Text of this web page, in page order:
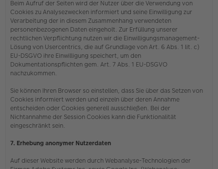
Beim Aufruf der Seiten wird der Nutzer über die Verwendung von
Cookies zu Analysezwecken informiert und seine Einwilligung zur
Verarbeitung der in diesem Zusammenhang verwendeten
personenbezogenen Daten eingeholt. Zur Erfüllung unserer
rechtlichen Verpflichtung nutzen wir die Einwilligungsmanagement-
Lösung von Usercentrics, die auf Grundlage von Art. 6 Abs. 1 lit. c)
EU-DSGVO ihre Einwilligung speichert, um den
Dokumentationspflichten gem. Art. 7 Abs. 1 EU-DSGVO
nachzukommen.
Sie können Ihren Browser so einstellen, dass Sie über das Setzen von
Cookies informiert werden und einzeln über deren Annahme
entscheiden oder Cookies generell ausschließen. Bei der
Nichtannahme der Session Cookies kann die Funktionalität
eingeschränkt sein.
7. Erhebung anonymer Nutzerdaten
Auf dieser Website werden durch Webanalyse-Technologien der